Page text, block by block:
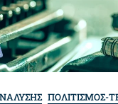
ΠΟΛΙΤΙΣΜΟΣ-